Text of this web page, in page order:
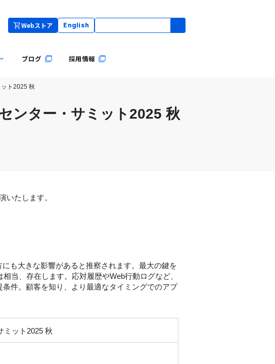
Webストア English
ブログ 採用情報
ト2025 秋
ンター・サミット2025 秋
いたします。
も大きな影響があると推察されます。最大の鍵を
当、存在します。応対履歴やWeb行動ログなど、
件。顧客を知り、より最適なタイミングでのアプ
ミット2025 秋